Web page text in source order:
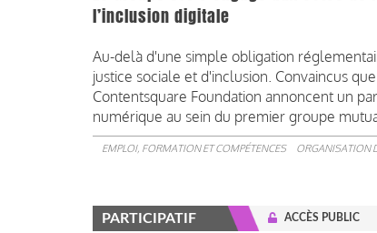
l’inclusion digitale
Au-delà d'une simple obligation
justice sociale et d'inclusion. Convaincus
Contentsquare Foundation annoncent un
numérique au sein du premier groupe
EMPLOI, FORMATION ET COMPÉTENCES ORGANISATION
PARTICIPATIF ACCÈS PUBLIC